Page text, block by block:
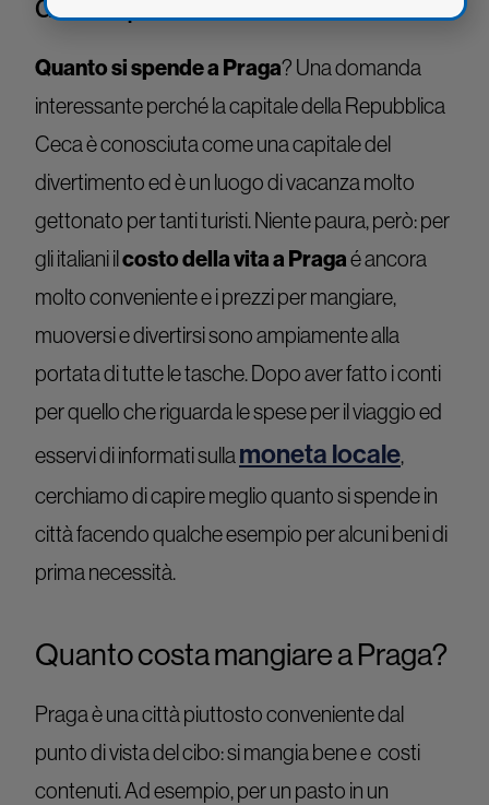
Quanto si spende a Praga? Una domanda
interessante perché la capitale della Repubblica
Ceca è conosciuta come una capitale del
divertimento ed è un luogo di vacanza molto
gettonato per tanti turisti. Niente paura, però: per
gli italiani ilcosto della vita a Pragaé ancora
molto conveniente e i prezzi per mangiare,
muoversi e divertirsi sono ampiamente alla
portata di tutte le tasche. Dopo aver fatto i conti
per quello che riguarda le spese per il viaggio ed
esservi di informati sulla moneta locale,
cerchiamo di capire meglio quanto si spende in
città facendo qualche esempio per alcuni beni di
prima necessità.
Quanto costa mangiare a Praga?
Praga è una città piuttosto conveniente dal
punto di vista del cibo: si mangia bene e costi
contenuti. Ad esempio, per un pasto in un